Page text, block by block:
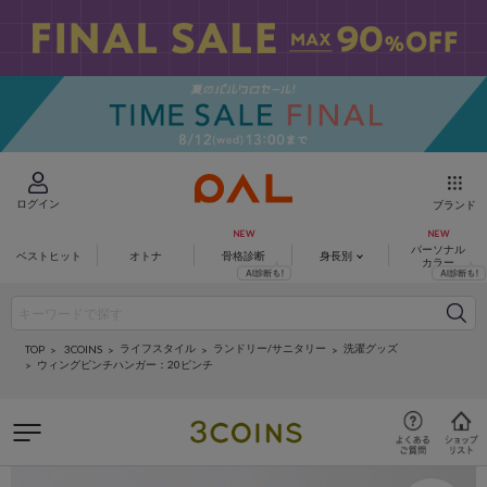
ログイン ブランド
ベストヒット オトナ 骨格診断 身長別
パーソナル
カラー
TOP 3COINS ライフスタイル ランドリー/サニタリー
洗濯グッズ
ウィングピンチハンガー：20ピンチ